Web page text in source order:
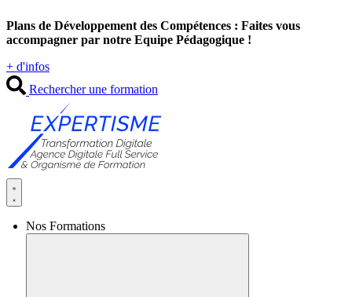
au
contenu
Plans de Développement des Compétences : Faites vous
accompagner par notre Equipe Pédagogique !
+ d'infos
Rechercher une formation
Nos Formations